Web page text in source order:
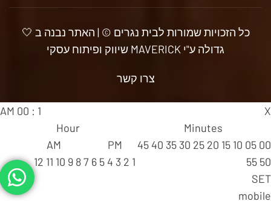
כל הזכויות שמורות לבית נגרים © | האתר נבנה ב 🤍
גדולה ע"י MAVERICK שיווק ופיתוח עסקי
צרו קשר
X
1
:
00
AM
Hour
Minutes
AM
PM
1
2
3
4
5
6
7
8
9
10
11
12
00
05
10
15
20
25
30
35
40
45
50
55
SET